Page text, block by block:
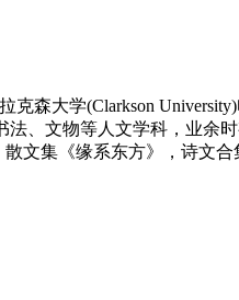
森大学(Clarkson
、文物等人文学科，业余
文集《缘系东方》，诗文